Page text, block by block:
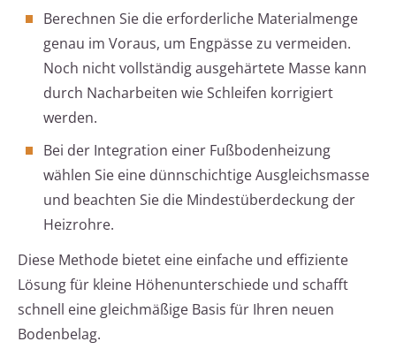
Berechnen Sie die erforderliche Materialmenge
genau im Voraus, um Engpässe zu vermeiden.
Noch nicht vollständig ausgehärtete Masse kann
durch Nacharbeiten wie Schleifen korrigiert
werden.
Bei der Integration einer Fußbodenheizung
wählen Sie eine dünnschichtige Ausgleichsmasse
und beachten Sie die Mindestüberdeckung der
Heizrohre.
Diese Methode bietet eine einfache und effiziente
Lösung für kleine Höhenunterschiede und schafft
schnell eine gleichmäßige Basis für Ihren neuen
Bodenbelag.